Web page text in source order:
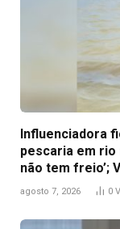
Influenciadora
pescaria em rio
não tem freio’;
agosto 7, 2026 0